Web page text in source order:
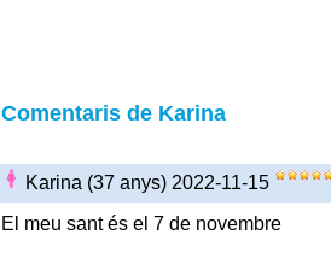
Comentaris de Karina
Karina (37 anys) 2022-11-15
El meu sant és el 7 de novembre